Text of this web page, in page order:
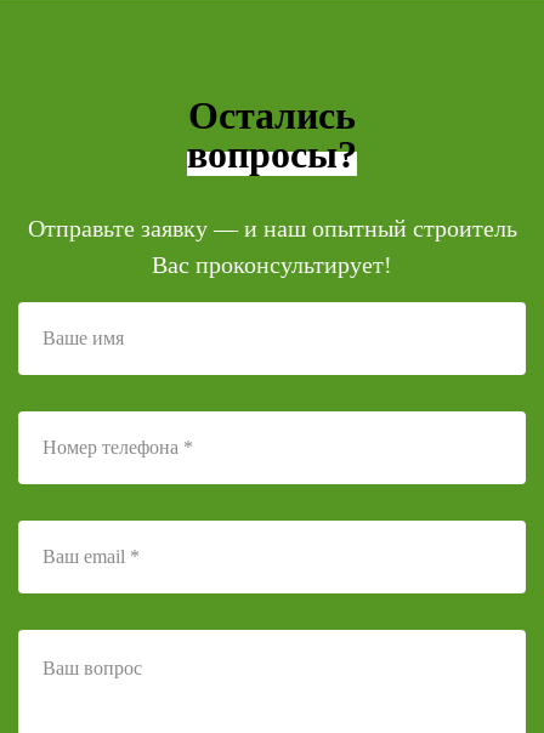
Остались
вопросы?
Отправьте заявку — и наш опытный строитель
Вас проконсультирует!